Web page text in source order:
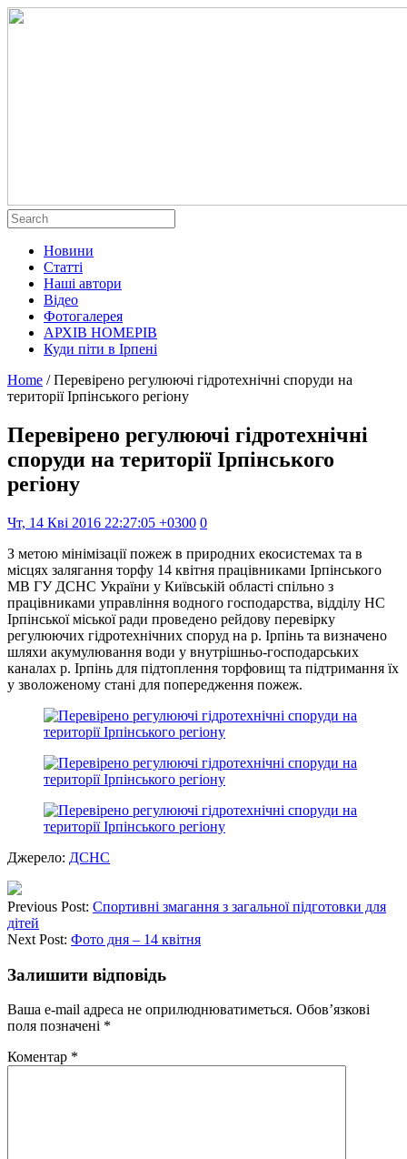
Новини
Статті
Наші автори
Відео
Фотогалерея
АРХІВ НОМЕРІВ
Куди піти в Ірпені
Home / Перевірено регулюючі гідротехнічні споруди на
території Ірпінського регіону
Перевірено регулюючі гідротехнічні
споруди на території Ірпінського
регіону
Чт, 14 Кві 2016 22:27:05 +0300 0
З метою мінімізації пожеж в природних екосистемах та в
місцях залягання торфу 14 квітня працівниками Ірпінського
МВ ГУ ДСНС України у Київській області спільно з
працівниками управління водного господарства, відділу НС
Ірпінської міської ради проведено рейдову перевірку
регулюючих гідротехнічних споруд на р. Ірпінь та визначено
шляхи акумулювання води у внутрішньо-господарських
каналах р. Ірпінь для підтоплення торфовищ та підтримання їх
у зволоженому стані для попередження пожеж.
Джерело: ДСНС
Previous Post: Спортивні змагання з загальної підготовки для
дітей
Next Post: Фото дня – 14 квітня
Залишити відповідь
Ваша e-mail адреса не оприлюднюватиметься. Обов’язкові
поля позначені *
Коментар *